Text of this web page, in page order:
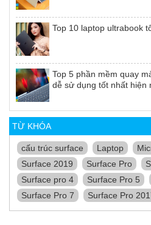
Top 10 laptop ultrabook
Top 5 phần mềm quay
dễ sử dụng tốt nhất hiện
TỪ KHÓA
cấu trúc surface Laptop
Surface 2019
Surface Pro
Surface pro 4
Surface Pro 5
Surface Pro 7
Surface Pro